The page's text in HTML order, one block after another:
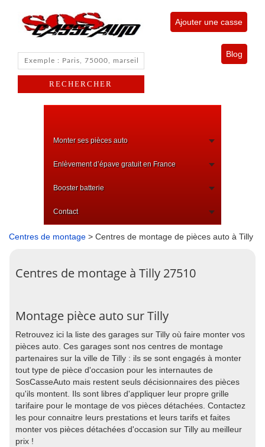
Ajouter une casse
Blog
Monter ses pièces auto
Enlèvement d’épave gratuit en France
Booster batterie
Contact
Centres de montage > Centres de montage de pièces auto à Tilly
Centres de montage à Tilly 27510
Montage pièce auto sur Tilly
Retrouvez ici la liste des garages sur Tilly où faire monter vos
pièces auto. Ces garages sont nos centres de montage
partenaires sur la ville de Tilly : ils se sont engagés à monter
tout type de pièce d'occasion pour les internautes de
SosCasseAuto mais restent seuls décisionnaires des pièces
qu'ils montent. Ils sont libres d'appliquer leur propre grille
tarifaire pour le montage de vos pièces détachées. Contactez
les pour connaitre leurs prestations et leurs tarifs et faites
monter vos pièces détachées d'occasion sur Tilly au meilleur
prix !